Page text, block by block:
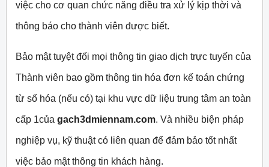
việc cho cơ quan chức năng điều tra xử lý kịp thời và
thông báo cho thành viên được biết.
Bảo mật tuyệt đối mọi thông tin giao dịch trực tuyến của
Thành viên bao gồm thông tin hóa đơn kế toán chứng
từ số hóa (nếu có) tại khu vực dữ liệu trung tâm an toàn
cấp 1của gach3dmiennam.com. Và nhiều biện pháp
nghiệp vụ, kỹ thuật có liên quan để đảm bảo tốt nhất
việc bảo mật thông tin khách hàng.